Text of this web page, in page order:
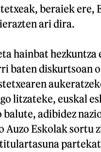
beraiek ere,
ari dira.
hainbat
baten diskurtsoan
litzateke, euskal
adibidez
Auzo Eskolak sortu